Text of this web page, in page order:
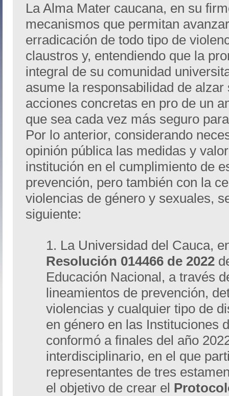
La Alma Mater caucana, en su
mecanismos que permitan
erradicación de todo tipo de
claustros y, entendiendo que la
integral de su comunidad
asume la responsabilidad de
acciones concretas en pro de un
que sea cada vez más seguro
Por lo anterior, considerando
opinión pública las medidas y
institución en el cumplimiento de
prevención, pero también con la
violencias de género y sexuales,
siguiente:
1. La Universidad del Cauca,
Resolución 014466 de 2022
Educación Nacional, a través
lineamientos de prevención,
violencias y cualquier tipo de
en género en las Instituciones
conformó a finales del año
interdisciplinario, en el que
representantes de tres
el objetivo de crear el